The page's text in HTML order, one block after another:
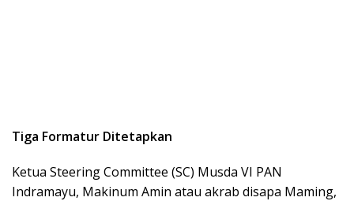
Tiga Formatur Ditetapkan
Ketua Steering Committee (SC) Musda VI PAN
Indramayu, Makinum Amin atau akrab disapa Maming,